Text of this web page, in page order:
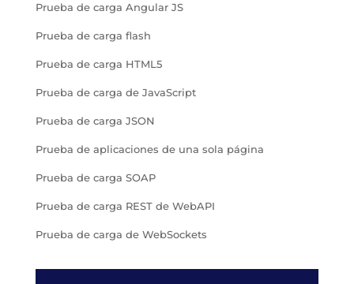
Prueba de carga Angular JS
Prueba de carga flash
Prueba de carga HTML5
Prueba de carga de JavaScript
Prueba de carga JSON
Prueba de aplicaciones de una sola página
Prueba de carga SOAP
Prueba de carga REST de WebAPI
Prueba de carga de WebSockets